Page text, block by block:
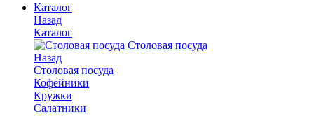
Каталог
Назад
Каталог
Столовая посуда
Назад
Столовая посуда
Кофейники
Кружки
Салатники